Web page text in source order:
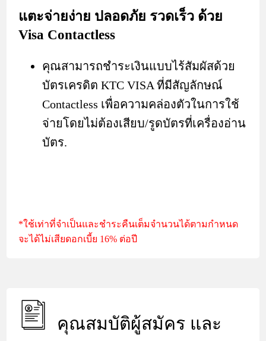
แตะจ่ายง่าย ปลอดภัย รวดเร็ว ด้วย
Visa Contactless
คุณสามารถชำระเงินแบบไร้สัมผัสด้วย
บัตรเครดิต KTC VISA ที่มีสัญลักษณ์
Contactless เพื่อความคล่องตัวในการใช้
จ่ายโดยไม่ต้องเสียบ/รูดบัตรที่เครื่องอ่าน
บัตร.
*ใช้เท่าที่จำเป็นและชำระคืนเต็มจำนวนได้ตามกำหนด
จะได้ไม่เสียดอกเบี้ย 16% ต่อปี
คุณสมบัติผู้สมัคร และ